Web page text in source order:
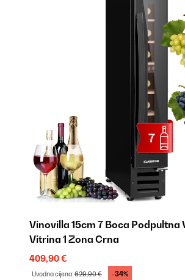
Vinovilla 15cm 7 Boca Podpultna
Vitrina 1 Zona Crna
409,90 €
Uvodna cijena:629,90 € -34%